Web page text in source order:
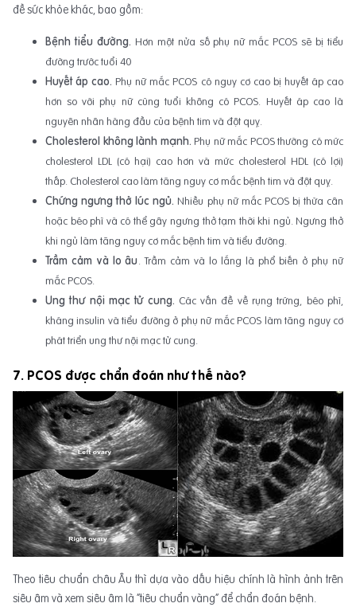
đề sức khỏe khác, bao gồm:
Bệnh tiểu đường. Hơn một nửa số phụ nữ mắc PCOS sẽ bị tiểu
đường trước tuổi 40
Huyết áp cao. Phụ nữ mắc PCOS có nguy cơ cao bị huyết áp cao
hơn so với phụ nữ cùng tuổi không có PCOS. Huyết áp cao là
nguyên nhân hàng đầu của bệnh tim và đột quỵ.
Cholesterol không lành mạnh. Phụ nữ mắc PCOS thường có mức
cholesterol LDL (có hại) cao hơn và mức cholesterol HDL (có lợi)
thấp. Cholesterol cao làm tăng nguy cơ mắc bệnh tim và đột quỵ.
Chứng ngưng thở lúc ngủ. Nhiều phụ nữ mắc PCOS bị thừa cân
hoặc béo phì và có thể gây ngưng thở tạm thời khi ngủ. Ngưng thở
khi ngủ làm tăng nguy cơ mắc bệnh tim và tiểu đường.
Trầm cảm và lo âu. Trầm cảm và lo lắng là phổ biến ở phụ nữ
mắc PCOS.
Ung thư nội mạc tử cung. Các vấn đề về rụng trứng, béo phì,
kháng insulin và tiểu đường ở phụ nữ mắc PCOS làm tăng nguy cơ
phát triển ung thư nội mạc tử cung.
7. PCOS được chẩn đoán như thế nào?
Theo tiêu chuẩn châu Âu thì dựa vào dấu hiệu chính là hình ảnh trên
siêu âm và xem siêu âm là “tiêu chuẩn vàng” để chẩn đoán bệnh.